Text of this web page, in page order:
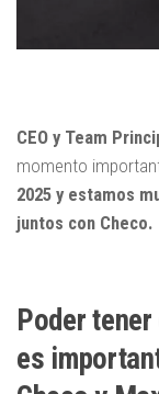
CEO y Team
momento
2025 y estamos
juntos con Checo.
Poder
es